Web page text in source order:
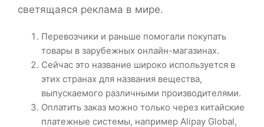
светящаяся реклама в мире.
Перевозчики и раньше помогали покупать
товары в зарубежных онлайн-магазинах.
Сейчас это название широко используется в
этих странах для названия вещества,
выпускаемого различными производителями.
Оплатить заказ можно только через китайские
платежные системы, например Alipay Global,